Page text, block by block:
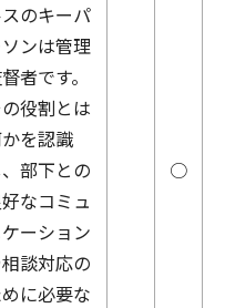
のキーパ
ンは管理
者です。
役割とは
を認識
、部下との
なコミュ
ーション
談対応の
に必要な
○